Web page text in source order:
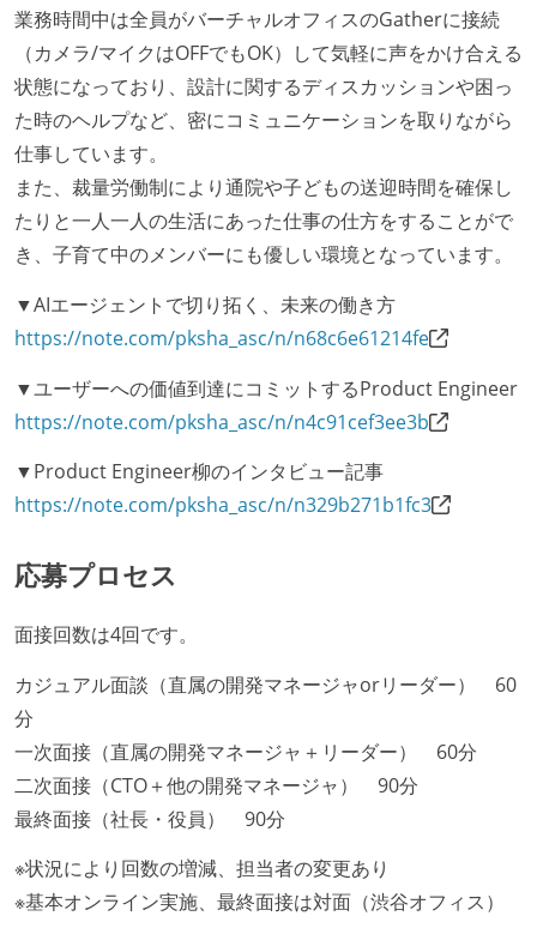
業務時間中は全員がバーチャルオフィスのGatherに接続
（カメラ/マイクはOFFでもOK）して気軽に声をかけ合える
状態になっており、設計に関するディスカッションや困っ
た時のヘルプなど、密にコミュニケーションを取りながら
仕事しています。
また、裁量労働制により通院や子どもの送迎時間を確保し
たりと一人一人の生活にあった仕事の仕方をすることがで
き、子育て中のメンバーにも優しい環境となっています。
▼AIエージェントで切り拓く、未来の働き方
https://note.com/pksha_asc/n/n68c6e61214fe
▼ユーザーへの価値到達にコミットするProduct Engineer
https://note.com/pksha_asc/n/n4c91cef3ee3b
▼Product Engineer柳のインタビュー記事
https://note.com/pksha_asc/n/n329b271b1fc3
応募プロセス
面接回数は4回です。
カジュアル面談（直属の開発マネージャorリーダー） 60
分
一次面接（直属の開発マネージャ＋リーダー） 60分
二次面接（CTO＋他の開発マネージャ） 90分
最終面接（社長・役員） 90分
※状況により回数の増減、担当者の変更あり
※基本オンライン実施、最終面接は対面（渋谷オフィス）